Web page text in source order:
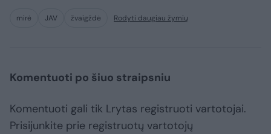
mirė JAV žvaigždė Rodyti daugiau žymių
Komentuoti po šiuo straipsniu
Komentuoti gali tik Lrytas registruoti vartotojai.
Prisijunkite prie registruotų vartotojų